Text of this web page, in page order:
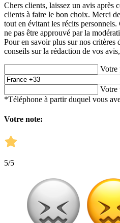
Chers clients, laissez un avis après
clients à faire le bon choix. Merci
tout en évitant les récits
ne pas être approuvé par la
Pour en savoir plus sur nos critères
conseils sur la rédaction de vos avis,
Votre
Votre
*Téléphone à partir duquel vous
Votre note:
5/5